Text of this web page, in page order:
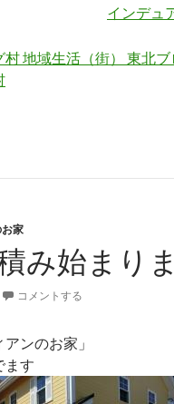
インデュ
家
み始まり
コメントする
アンのお家」
ます